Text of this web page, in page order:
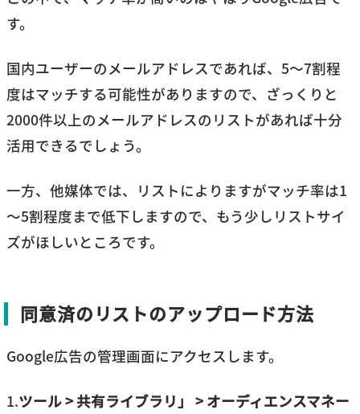
す。
国内ユーザーのメールアドレスであれば、5～7割程
度はマッチする可能性がありますので、ざっくりと
2000件以上のメールアドレスのリストがあれば十分
活用できるでしょう。
一方、他媒体では、リストによりますがマッチ率は1
～5割程度まで低下しますので、もう少しリストサイ
ズがほしいところです。
同意済のリストのアップロード方法
Google広告の管理画面にアクセスします。
1.ツール > 共有ライブラリ」 > オーディエンスマネー